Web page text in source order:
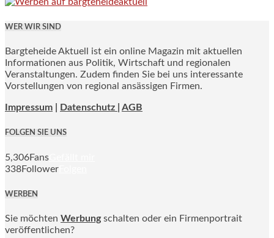
WER WIR SIND
Bargteheide Aktuell ist ein online Magazin mit aktuellen
Informationen aus Politik, Wirtschaft und regionalen
Veranstaltungen. Zudem finden Sie bei uns interessante
Vorstellungen von regional ansässigen Firmen.
Impressum Datenschutz | AGB
FOLGEN SIE UNS
5,306Fans
338Follower
WERBEN
Sie möchten Werbung schalten oder ein Firmenportrait
veröffentlichen?